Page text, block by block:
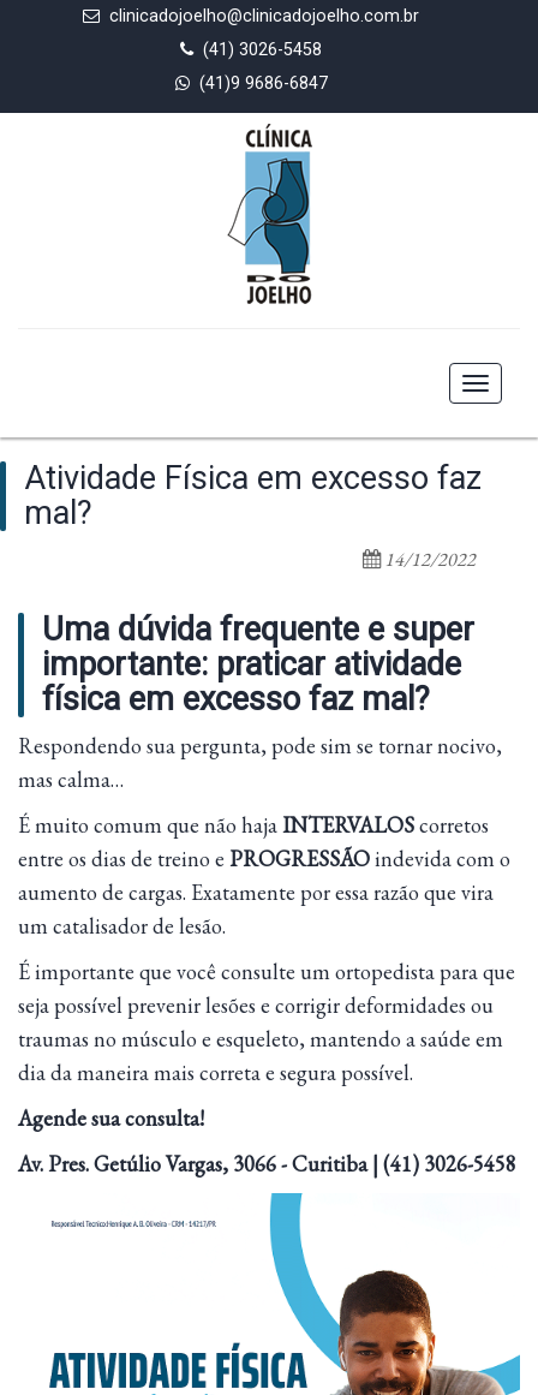
clinicadojoelho@clinicadojoelho.com.br
(41) 3026-5458
(41)9 9686-6847
Toggle
Atividade Física em excesso faz
mal?
14/12/2022
Uma dúvida frequente e super
importante: praticar atividade
física em excesso faz mal?
Respondendo sua pergunta, pode sim se tornar nocivo,
mas calma…
É muito comum que não hajaINTERVALOScorretos
entre os dias de treino e PROGRESSÃOindevida com o
aumento de cargas. Exatamente por essa razão que vira
um catalisador de lesão.
É importante que você consulte um ortopedista para que
seja possível prevenir lesões e corrigir deformidades ou
traumas no músculo e esqueleto, mantendo a saúde em
dia da maneira mais correta e segura possível.
Agende sua consulta!
Av. Pres. Getúlio Vargas, 3066 - Curitiba | (41) 3026-5458